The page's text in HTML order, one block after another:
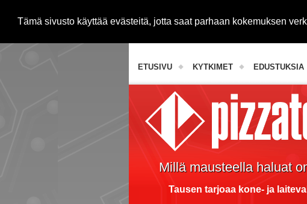
Tämä sivusto käyttää evästeitä, jotta saat parhaan kokemuksen
ETUSIVU KYTKIMET EDUSTUKSIA
Millä mausteella haluat
Tausen tarjoaa kone- ja